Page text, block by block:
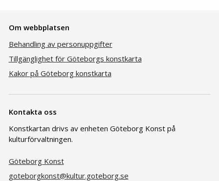
Om webbplatsen
Behandling av personuppgifter
Tillgänglighet för Göteborgs konstkarta
Kakor på Göteborg konstkarta
Kontakta oss
Konstkartan drivs av enheten Göteborg Konst på
kulturförvaltningen.
Göteborg Konst
goteborgkonst@kultur.goteborg.se